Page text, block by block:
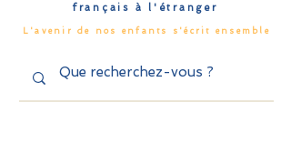
français à l'étranger
L'avenir de nos enfants s'écrit ensemble